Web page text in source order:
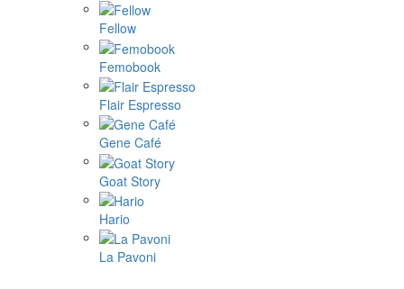
Fellow
Femobook
Flair Espresso
Gene Café
Goat Story
Hario
La Pavoni